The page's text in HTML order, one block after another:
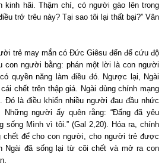
kinh hãi. Thậm chí, có người gào lên trong
trớ trêu này? Tại sao tôi lại thất bại?” Vân
trẻ may mắn có Đức Giêsu đến để cứu độ
con người bằng: phán một lời là con người
quyền năng làm điều đó. Ngược lại, Ngài
chết trên thập giá. Ngài dùng chính mạng
Đó là điều khiến nhiều người đau đầu nhức
người ấy quên rằng: “Ðấng đã yêu
sống Mình vì tôi.” (Gal 2,20). Hóa ra, chính
chết để cho con người, cho người trẻ được
Ngài đã sống lại từ cõi chết và mở ra con